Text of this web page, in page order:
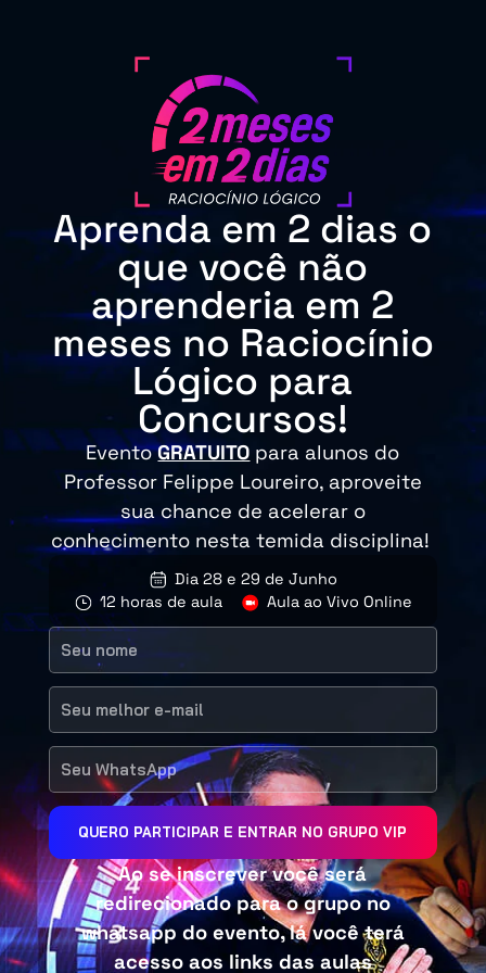
Aprenda em 2 dias o
que você não
aprenderia em 2
meses no Raciocínio
Lógico para
Concursos!
EventoGRATUITO para alunos do
Professor Felippe Loureiro, aproveite
sua chance de acelerar o
conhecimento nesta temida disciplina!
Dia 28 e 29 de Junho
12 horas de aula
Aula ao Vivo Online
QUERO PARTICIPAR E ENTRAR NO GRUPO VIP
Ao se inscrever você será
redirecionado para o grupo no
whatsapp do evento, lá você terá
acesso aos links das aulas